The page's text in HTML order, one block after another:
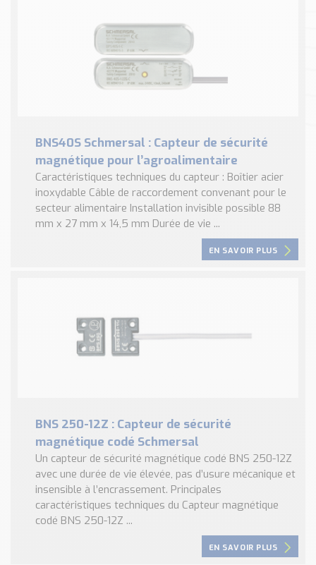
BNS40S Schmersal : Capteur de sécurité
magnétique pour l’agroalimentaire
Caractéristiques techniques du capteur : Boîtier acier
inoxydable Câble de raccordement convenant pour le
secteur alimentaire Installation invisible possible 88
mm x 27 mm x 14,5 mm Durée de vie ...
EN SAVOIR PLUS
BNS 250-12Z : Capteur de sécurité
magnétique codé Schmersal
Un capteur de sécurité magnétique codé BNS 250-12Z
avec une durée de vie élevée, pas d’usure mécanique et
insensible à l’encrassement. Principales
caractéristiques techniques du Capteur magnétique
codé BNS 250-12Z ...
EN SAVOIR PLUS